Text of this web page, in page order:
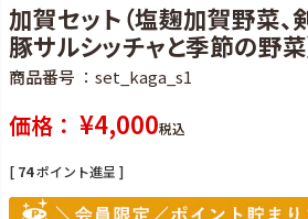
加賀セット（塩麹加賀野菜、
豚サルシッチャと季節の野菜
商品番号 set_kaga_s1
価格 ¥4,000税込
[ 74ポイント進呈 ]